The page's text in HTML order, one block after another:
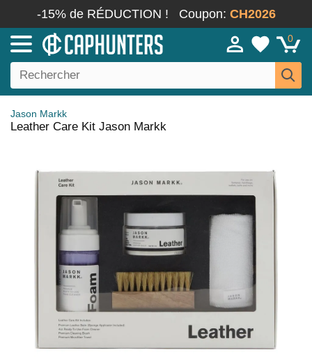
-15% de RÉDUCTION ! Coupon: CH2026
0
Jason Markk
Leather Care Kit Jason Markk